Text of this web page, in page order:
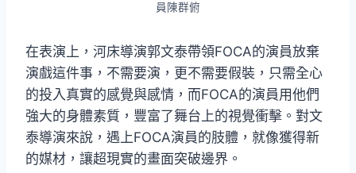
員陳群俯
在表演上，河床導演郭文泰帶領FOCA的演員放棄
演戲這件事，不需要演，更不需要假裝，只需全心
的投入真實的感覺與感情，而FOCA的演員用他們
強大的身體素質，豐富了舞台上的視覺衝擊。對文
泰導演來說，遇上FOCA演員的肢體，就像獲得新
的媒材，讓超現實的畫面突破邊界。